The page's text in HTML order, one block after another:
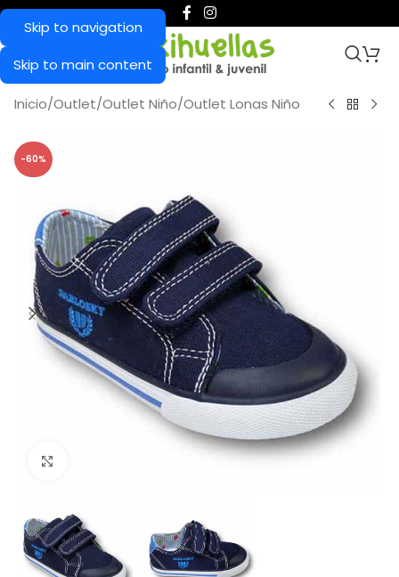
Skip to navigation
Skip to main content
Inicio/Outlet/Outlet Niño/Outlet Lonas Niño
-60%
Haga Click para agrandar